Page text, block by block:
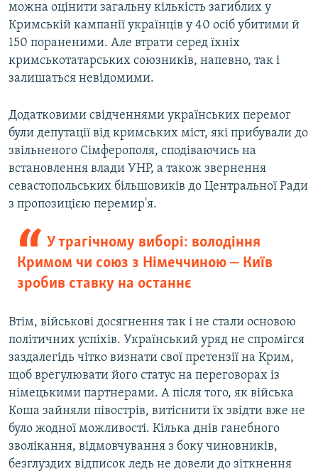
можна оцінити загальну кількість загиблих у
Кримській кампанії українців у 40 осіб убитими й
150 пораненими. Але втрати серед їхніх
кримськотатарських союзників, напевно, так і
залишаться невідомими.
Додатковими свідченнями українських перемог
були депутації від кримських міст, які прибували до
звільненого Сімферополя, сподіваючись на
встановлення влади УНР, а також звернення
севастопольських більшовиків до Центральної Ради
з пропозицією перемир'я.
У трагічному виборі: володіння
Кримом чи союз з Німеччиною ‒ Київ
зробив ставку на останнє
Втім, військові досягнення так і не стали основою
політичних успіхів. Український уряд не спромігся
заздалегідь чітко визнати свої претензії на Крим,
щоб врегулювати його статус на переговорах із
німецькими партнерами. А після того, як війська
Коша зайняли півострів, витіснити їх звідти вже не
було жодної можливості. Кілька днів ганебного
зволікання, відмовчування з боку чиновників,
безглуздих відписок ледь не довели до зіткнення